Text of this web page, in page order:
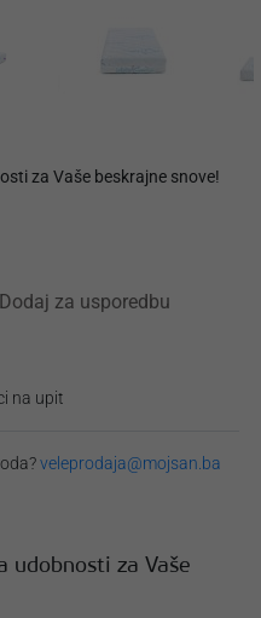
za Vaše beskrajne snove!
Dodaj za usporedbu
na upit
veleprodaja@mojsan.ba
udobnosti za Vaše